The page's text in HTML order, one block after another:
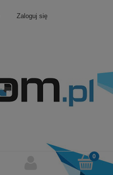
Zaloguj się